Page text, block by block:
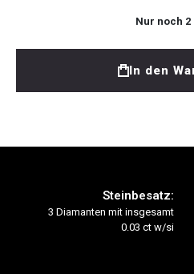
Nur noch 2
In den
Steinbesatz:
3 Diamanten mit insgesamt
0.03 ct w/si